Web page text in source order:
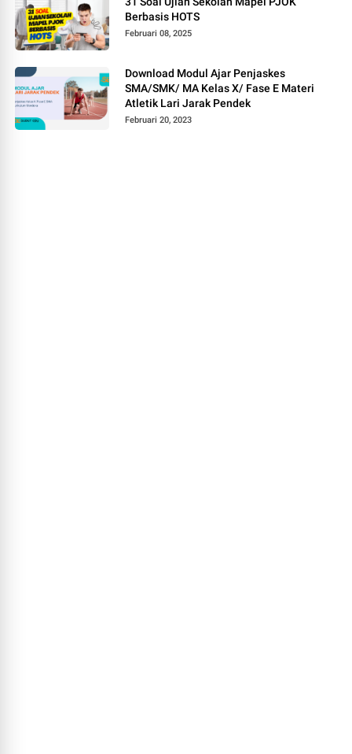
Berbasis HOTS
Februari 08, 2025
Download Modul Ajar Penjaskes
SMA/SMK/ MA Kelas X/ Fase E Materi
Atletik Lari Jarak Pendek
Februari 20, 2023